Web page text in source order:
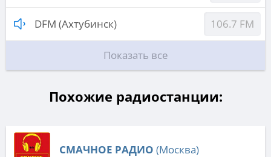
DFM (Ахтубинск) 106.7 FM
Показать все
Похожие радиостанции:
СМАЧНОЕ РАДИО (Москва)